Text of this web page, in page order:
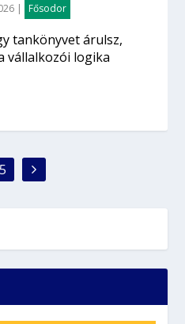
| Fősodor
tankönyvet árulsz,
vállalkozói logika
5